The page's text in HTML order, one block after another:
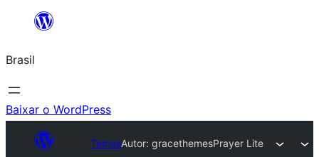
o
conteúdo
Brasil
Baixar o WordPress
TemasAutor: gracethemesPrayer Lite